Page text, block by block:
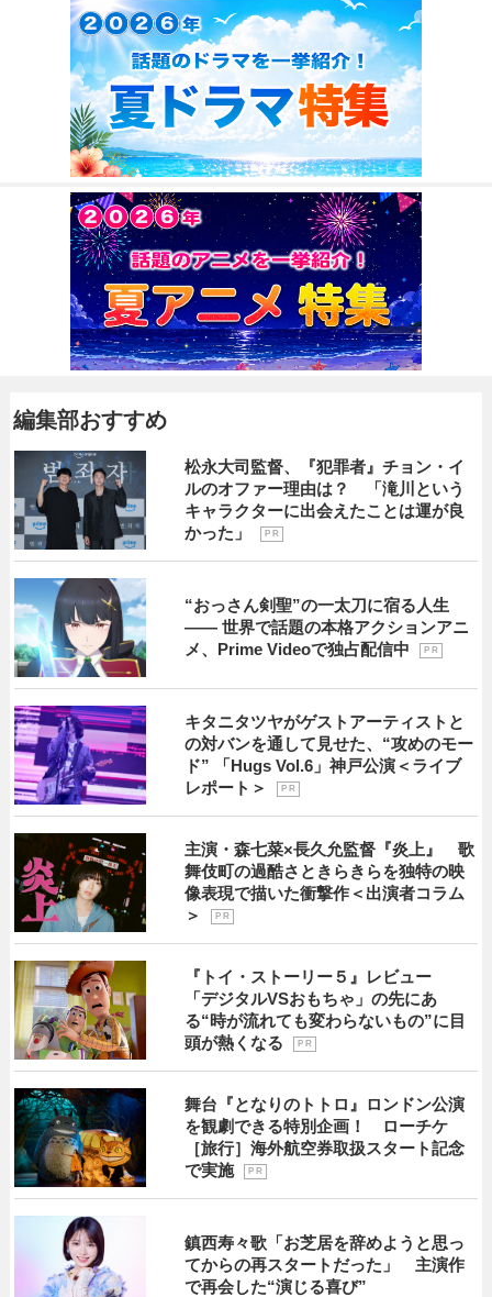
編集部おすすめ
松永大司監督、『犯罪者』チョン・イ
ルのオファー理由は？ 「滝川という
キャラクターに出会えたことは運が良
かった」
P R
“おっさん剣聖”の一太刀に宿る人生
―― 世界で話題の本格アクションアニ
メ、Prime Videoで独占配信中
P R
キタニタツヤがゲストアーティストと
の対バンを通して見せた、“攻めのモー
ド” 「Hugs Vol.6」神戸公演＜ライブ
レポート＞
P R
主演・森七菜×長久允監督『炎上』 歌
舞伎町の過酷さときらきらを独特の映
像表現で描いた衝撃作＜出演者コラム
＞
P R
『トイ・ストーリー５』レビュー
「デジタルVSおもちゃ」の先にあ
る“時が流れても変わらないもの”に目
頭が熱くなる
P R
舞台『となりのトトロ』ロンドン公演
を観劇できる特別企画！ ローチケ
［旅行］海外航空券取扱スタート記念
で実施
P R
鎮西寿々歌「お芝居を辞めようと思っ
てからの再スタートだった」 主演作
で再会した“演じる喜び”